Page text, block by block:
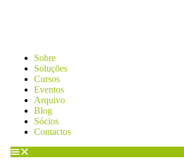
Sobre
Soluções
Cursos
Eventos
Arquivo
Blog
Sócios
Contactos